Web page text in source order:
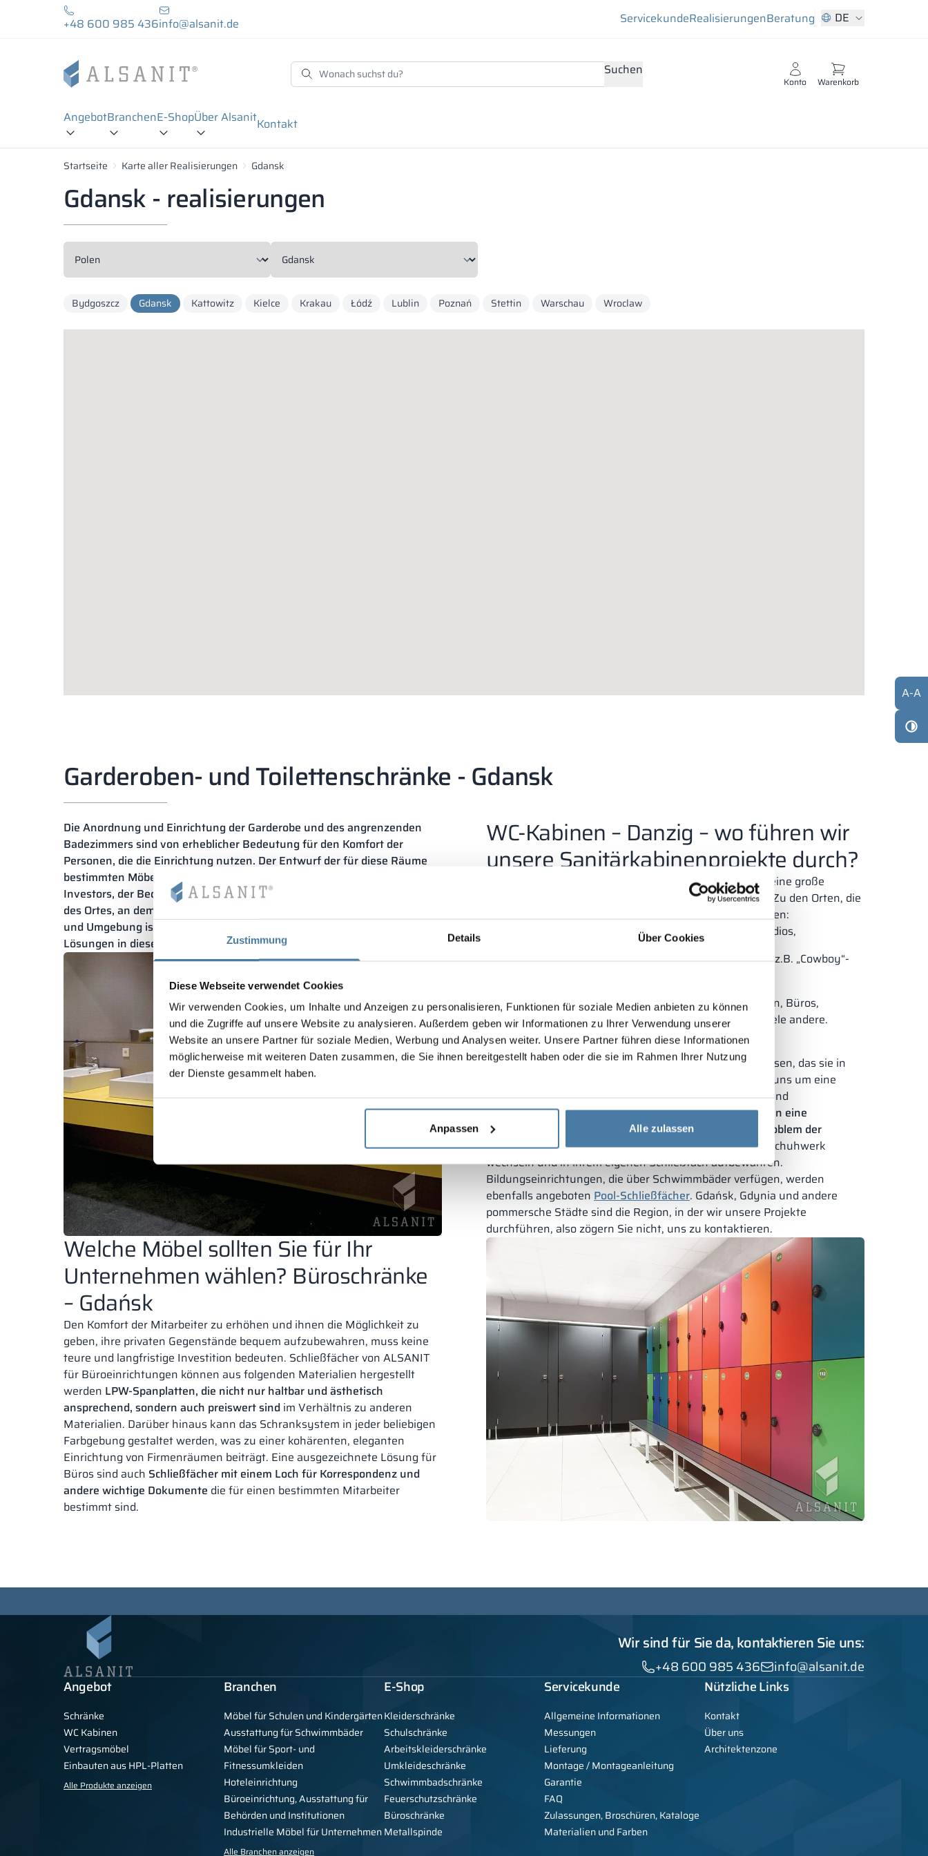
Zustimmung Details Über Cookies
Diese Webseite verwendet Cookies
Wir verwenden Cookies, um Inhalte und Anzeigen zu personalisieren, Funktionen für soziale Medien anbieten zu können
und die Zugriffe auf unsere Website zu analysieren. Außerdem geben wir Informationen zu Ihrer Verwendung unserer
Website an unsere Partner für soziale Medien, Werbung und Analysen weiter. Unsere Partner führen diese Informationen
möglicherweise mit weiteren Daten zusammen, die Sie ihnen bereitgestellt haben oder die sie im Rahmen Ihrer Nutzung
der Dienste gesammelt haben.
Anpassen Alle zulassen
+48 600 985 436info@alsanit.de ServicekundeRealisierungenBeratung DE
Suchen
Konto Warenkorb
AngebotBranchenE-ShopÜber AlsanitKontakt
Startseite Karte aller Realisierungen Gdansk
Gdansk - realisierungen
Bydgoszcz Gdansk Kattowitz Kielce Krakau Łódź Lublin Poznań Stettin Warschau Wroclaw
Garderoben- und Toilettenschränke - Gdansk
Die Anordnung und Einrichtung der Garderobe und des angrenzenden
Badezimmers sind von erheblicher Bedeutung für den Komfort der
Personen, die die Einrichtung nutzen. Der Entwurf der für diese Räume
bestimmten Möbel erfolgt unter Berücksichtigung der Anforderungen des
Investors, der Bedürfnisse der künftigen Nutzer und der Besonderheiten
des Ortes, an dem wir die Spinde oder Sanitärkabinen installieren. Gdańsk
und Umgebung ist eine Region, in der wir seit Jahren modernste
Lösungen in diesem Bereich einführen können.
Welche Möbel sollten Sie für Ihr
Unternehmen wählen? Büroschränke
– Gdańsk
Den Komfort der Mitarbeiter zu erhöhen und ihnen die Möglichkeit zu
geben, ihre privaten Gegenstände bequem aufzubewahren, muss keine
teure und langfristige Investition bedeuten. Schließfächer von ALSANIT
für Büroeinrichtungen können aus folgenden Materialien hergestellt
werden LPW-Spanplatten, die nicht nur haltbar und ästhetisch
ansprechend, sondern auch preiswert sind im Verhältnis zu anderen
Materialien. Darüber hinaus kann das Schranksystem in jeder beliebigen
Farbgebung gestaltet werden, was zu einer kohärenten, eleganten
Einrichtung von Firmenräumen beiträgt. Eine ausgezeichnete Lösung für
Büros sind auch Schließfächer mit einem Loch für Korrespondenz und
andere wichtige Dokumente die für einen bestimmten Mitarbeiter
bestimmt sind.
WC-Kabinen – Danzig – wo führen wir
unsere Sanitärkabinenprojekte durch?
Neben den Garderobenschränken bietet ALSANIT auch eine große
und Duschabtrennungen. Zu den Orten, die
wir mit hochwertigen HPL-Strukturen ausstatten, gehören:
– z.B. Schwimmbäder, Fitnessstudios,
Bildungseinrichtungen– Für Kindergärten bieten wir z.B. „Cowboy“-
Arbeitsstätten – Industrieanlagen, Produktionsstätten, Büros,
Dienstleistungen, medizinische Einrichtungen und viele andere.
Schulschließfächer – Gdańsk
Der Komfort der Schüler ist genauso wichtig wie das Wissen, das sie in
der Schule vermittelt bekommen. Deshalb kümmern wir uns um eine
moderne und funktionelle Ausstattung für Gymnasien und
Grundschulen. Garderobenschränkevon ALSANIT können eine
Alternative zur traditionellen Garderobe sein und das Problem der
schmutzigen Flure beseitigen.– können die Schüler ihr Schuhwerk
wechseln und in ihrem eigenen Schließfach aufbewahren.
Bildungseinrichtungen, die über Schwimmbäder verfügen, werden
ebenfalls angeboten Pool-Schließfächer. Gdańsk, Gdynia und andere
pommersche Städte sind die Region, in der wir unsere Projekte
durchführen, also zögern Sie nicht, uns zu kontaktieren.
Wir sind für Sie da, kontaktieren Sie uns:
+48 600 985 436
info@alsanit.de
Angebot
Schränke
WC Kabinen
Vertragsmöbel
Einbauten aus HPL-Platten
Alle Produkte anzeigen
Branchen
Möbel für Schulen und Kindergärten
Ausstattung für Schwimmbäder
Möbel für Sport- und
Fitnessumkleiden
Hoteleinrichtung
Büroeinrichtung, Ausstattung für
Behörden und Institutionen
Industrielle Möbel für Unternehmen
Alle Branchen anzeigen
E-Shop
Kleiderschränke
Schulschränke
Arbeitskleiderschränke
Umkleideschränke
Schwimmbadschränke
Feuerschutzschränke
Büroschränke
Metallspinde
Servicekunde
Allgemeine Informationen
Messungen
Lieferung
Montage / Montageanleitung
Garantie
FAQ
Zulassungen, Broschüren, Kataloge
Materialien und Farben
Nützliche Links
Kontakt
Über uns
Architektenzone
A-A